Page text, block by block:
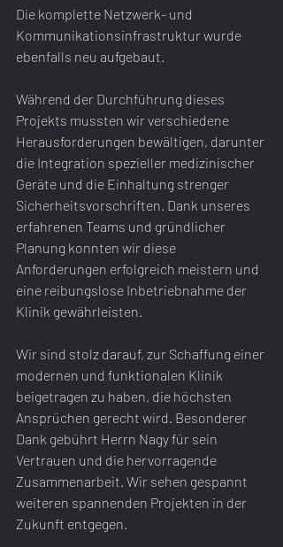
Die komplette Netzwerk- und
Kommunikationsinfrastruktur wurde
ebenfalls neu aufgebaut.
Während der Durchführung dieses
Projekts mussten wir verschiedene
Herausforderungen bewältigen, darunter
die Integration spezieller medizinischer
Geräte und die Einhaltung strenger
Sicherheitsvorschriften. Dank unseres
erfahrenen Teams und gründlicher
Planung konnten wir diese
Anforderungen erfolgreich meistern und
eine reibungslose Inbetriebnahme der
Klinik gewährleisten.
Wir sind stolz darauf, zur Schaffung einer
modernen und funktionalen Klinik
beigetragen zu haben, die höchsten
Ansprüchen gerecht wird. Besonderer
Dank gebührt Herrn Nagy für sein
Vertrauen und die hervorragende
Zusammenarbeit. Wir sehen gespannt
weiteren spannenden Projekten in der
Zukunft entgegen.